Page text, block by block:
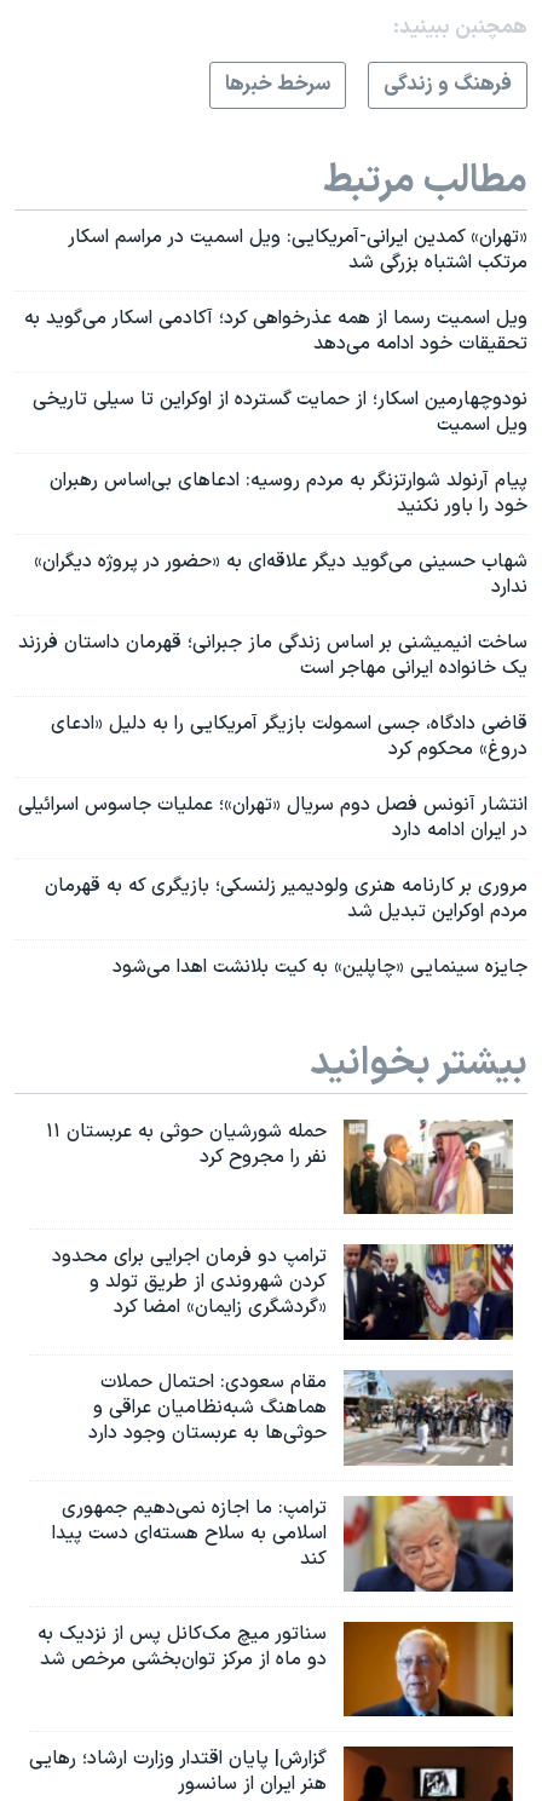
همچنبن ببینید:
فرهنگ و زندگی
سرخط خبرها
مطالب مرتبط
«تهران» کمدین ایرانی-آمریکایی: ویل اسمیت در مراسم اسکار
مرتکب اشتباه بزرگی شد
ویل اسمیت رسما از همه عذرخواهی کرد؛ آکادمی اسکار می‌گوید به
تحقیقات خود ادامه می‌دهد
نودوچهارمین اسکار؛ از حمایت گسترده از اوکراین تا سیلی تاریخی
ویل اسمیت
پیام آرنولد شوارتزنگر به مردم روسیه: ادعاهای بی‌اساس رهبران
خود را باور نکنید
شهاب حسینی می‌گوید دیگر علاقه‌ای به «حضور در پروژه دیگران»
ندارد
ساخت انیمیشنی بر اساس زندگی ماز جبرانی؛ قهرمان داستان فرزند
یک خانواده ایرانی مهاجر است
قاضی دادگاه، جسی اسمولت بازیگر آمریکایی را به دلیل «ادعای
دروغ» محکوم کرد
انتشار آنونس فصل دوم‌ سریال «تهران»؛ عملیات جاسوس اسرائیلی
در ایران ادامه دارد
مروری بر کارنامه هنری ولودیمیر زلنسکی؛ بازیگری که به قهرمان
مردم اوکراین تبدیل شد
جایزه سینمایی «چاپلین» به کیت بلانشت اهدا می‌شود
بیشتر بخوانید
حمله شورشیان حوثی به عربستان ۱۱
نفر را مجروح کرد
ترامپ دو فرمان اجرایی برای محدود
کردن شهروندی از طریق تولد و
«گردشگری زایمان» امضا کرد
مقام سعودی: احتمال حملات
هماهنگ شبه‌نظامیان عراقی و
حوثی‌ها به عربستان وجود دارد
ترامپ: ما اجازه نمی‌دهیم جمهوری
اسلامی به سلاح هسته‌ای دست پیدا
کند
سناتور میچ مک‌کانل پس از نزدیک به
دو ماه از مرکز توان‌بخشی مرخص شد
گزارش| پایان اقتدار وزارت ارشاد؛ رهایی
هنر ایران از سانسور